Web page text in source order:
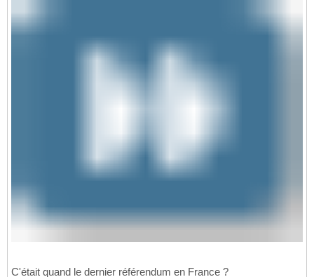
C'était quand le dernier référendum en France ?